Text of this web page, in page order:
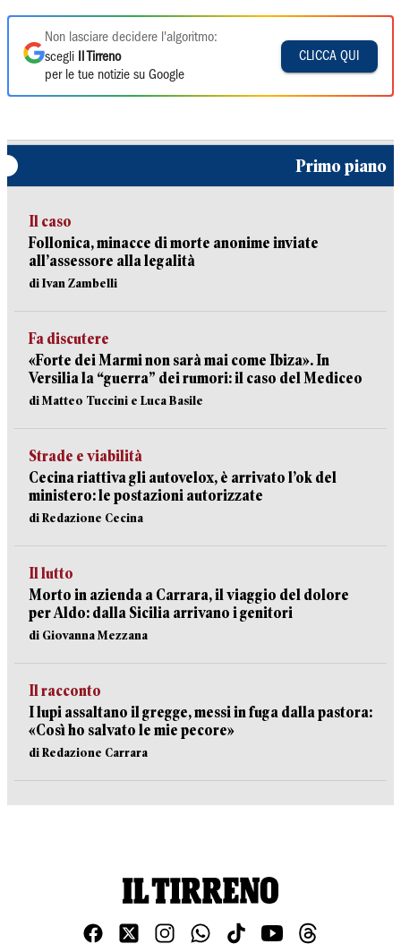
Non lasciare decidere l'algoritmo:
scegli
Il Tirreno
per le tue notizie su Google
CLICCA QUI
Primo piano
Il caso
Follonica, minacce di morte anonime inviate
all’assessore alla legalità
di Ivan Zambelli
Fa discutere
«Forte dei Marmi non sarà mai come Ibiza». In
Versilia la “guerra” dei rumori: il caso del Mediceo
di Matteo Tuccini e Luca Basile
Strade e viabilità
Cecina riattiva gli autovelox, è arrivato l’ok del
ministero: le postazioni autorizzate
di Redazione Cecina
Il lutto
Morto in azienda a Carrara, il viaggio del dolore
per Aldo: dalla Sicilia arrivano i genitori
di Giovanna Mezzana
Il racconto
I lupi assaltano il gregge, messi in fuga dalla pastora:
«Così ho salvato le mie pecore»
di Redazione Carrara